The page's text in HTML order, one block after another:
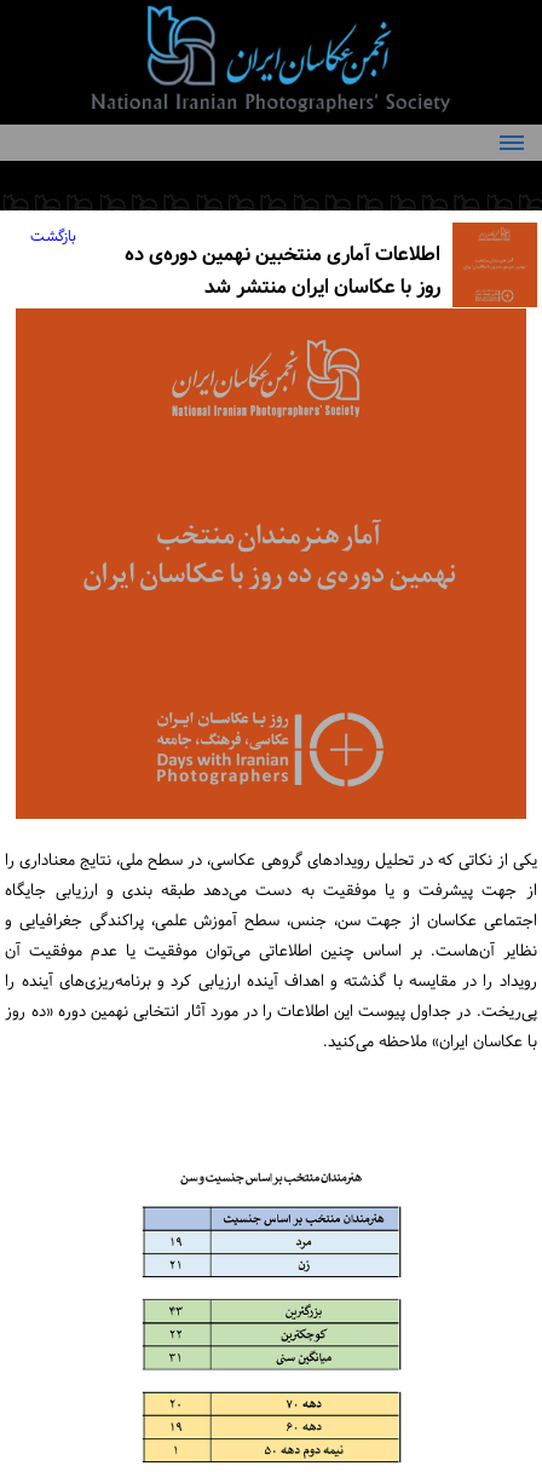
درباره انجمن
کمیته‌های انجمن
اعضاء انجمن
شرایط عضویت
اخبار
مقالات
تماس با ما
ورود / ثبت‌نام
بازگشت
اطلاعات آماری منتخبین نهمین دوره‌ی ده
روز با عکاسان ایران منتشر شد
یکی از نکاتی که در تحلیل رویدادهای گروهی عکاسی، در سطح ملی، نتایج معناداری را
از جهت پیشرفت و یا موفقیت به دست می‌دهد طبقه بندی و ارزیابی جایگاه
اجتماعی عکاسان از جهت سن، جنس، سطح آموزش علمی، پراکندگی جغرافیایی و
نظایر آن‌هاست. بر اساس چنین اطلاعاتی می‌توان موفقیت یا عدم موفقیت آن
رویداد را در مقایسه با گذشته و اهداف آینده ارزیابی کرد و برنامه‌ریزی‌های آینده را
پی‌ریخت. در جداول پیوست این اطلاعات را در مورد آثار انتخابی نهمین دوره «ده روز
با عکاسان ایران» ملاحظه می‌کنید.